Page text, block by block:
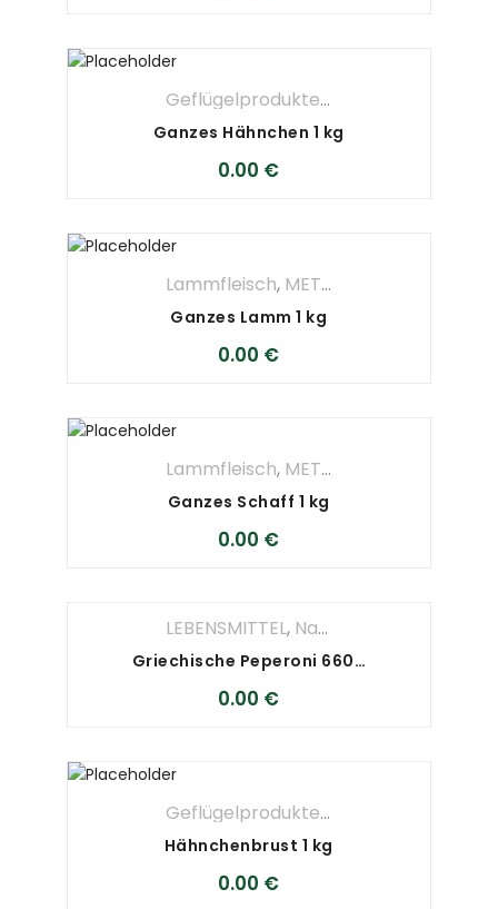
Geflügelprodukte
,METZGEREI
Ganzes Hähnchen 1 kg
0.00 €
Lammfleisch, METZGEREI
Ganzes Lamm 1 kg
0.00 €
Lammfleisch, METZGEREI
Ganzes Schaff 1 kg
0.00 €
LEBENSMITTEL, Nahrungsmittel
Griechische Peperoni 660 ml
0.00 €
Geflügelprodukte
,METZGEREI
Hähnchenbrust 1 kg
0.00 €